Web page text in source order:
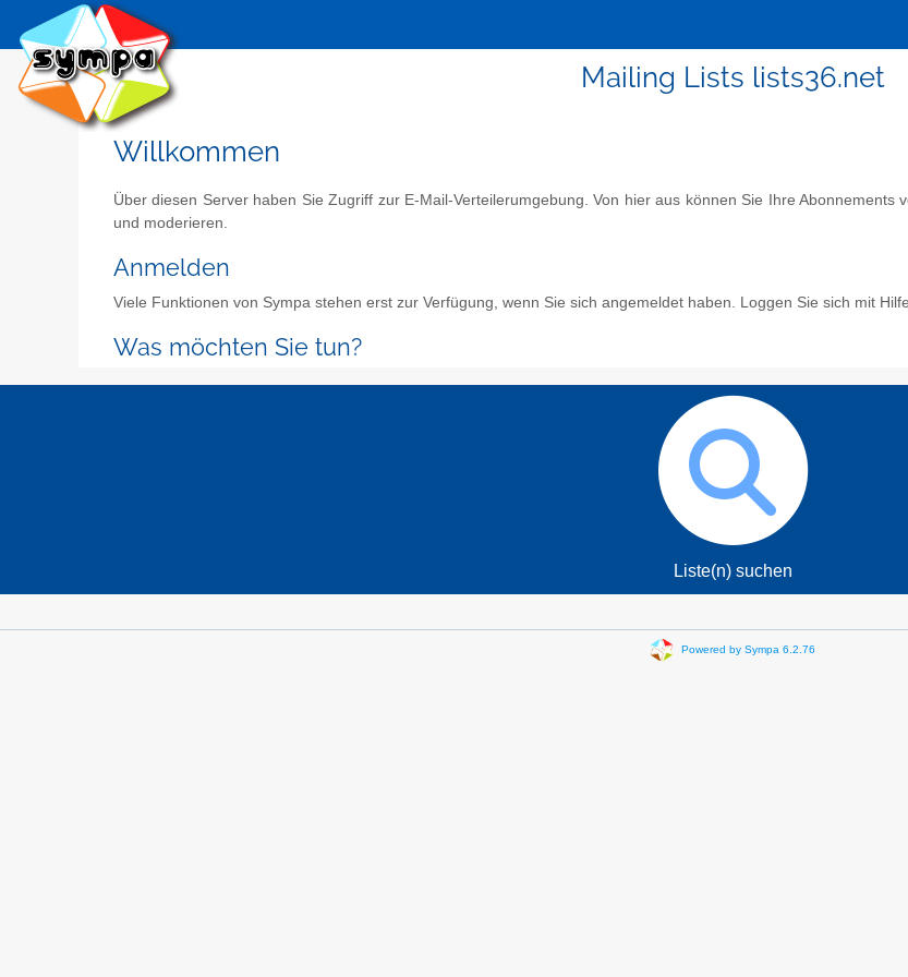
Mailing Lists lists36.net
Willkommen
Über diesen Server haben Sie Zugriff zur E-Mail-Verteilerumgebung. Von hier aus können Sie Ihre Abonnements
und moderieren.
Anmelden
Viele Funktionen von Sympa stehen erst zur Verfügung, wenn Sie sich angemeldet haben. Loggen Sie sich mit
Was möchten Sie tun?
Liste(n) suchen
Powered by Sympa 6.2.76